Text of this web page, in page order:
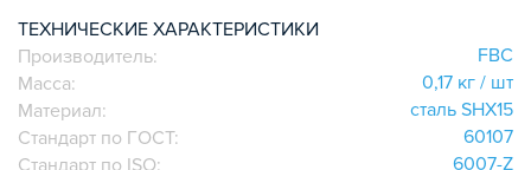
ИГОЛЬЧАТЫЕ РОЛИКОВЫЕ
ЛИНЕЙНЫЕ СОЕДИНИТЕЛИ
ДОПОЛНИТЕЛЬНАЯ ОБРАБОТКА
ПАРАЛЛЕЛЬНЫЕ СОЕДИНИТЕЛИ
ПРОМЫШЛЕННАЯ МЕБЕЛЬ
ТЕХНИЧЕСКИЕ ХАРАКТЕРИСТИКИ
Производитель:
FBC
Масса:
0,17 кг / шт
Материал:
сталь SHX15
Стандарт по ГОСТ:
60107
6007-Z